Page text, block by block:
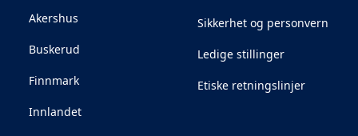
Sikkerhet og personvern
Ledige stillinger
Etiske retningslinjer
Akershus
Buskerud
Finnmark
Innlandet